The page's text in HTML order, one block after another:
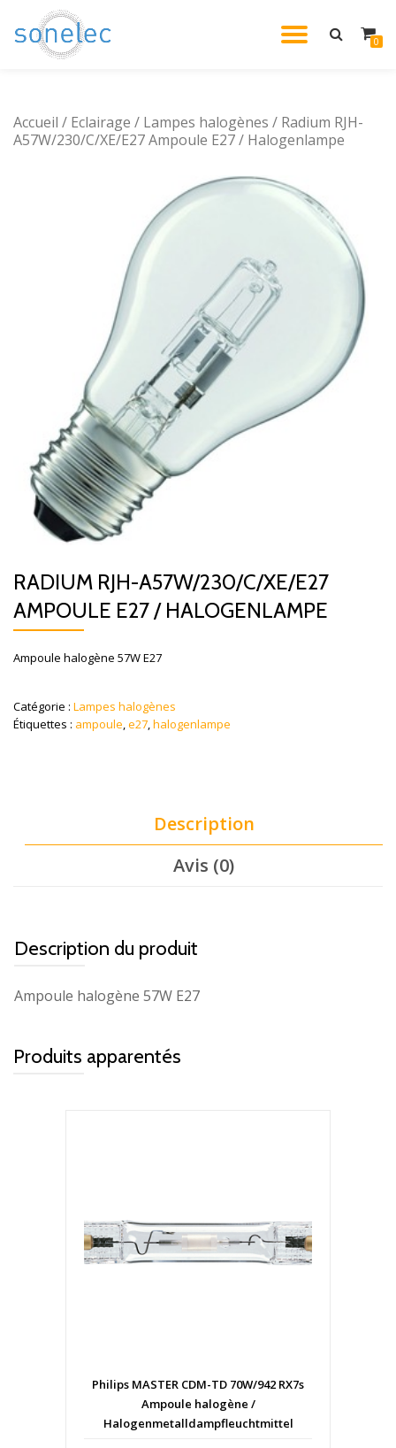
Aller
0
Accueil / Eclairage / Lampes halogènes / Radium RJH-
A57W/230/C/XE/E27 Ampoule E27 / Halogenlampe
RADIUM RJH-A57W/230/C/XE/E27
AMPOULE E27 / HALOGENLAMPE
Ampoule halogène 57W E27
Catégorie : Lampes halogènes
Étiquettes : ampoule,e27,halogenlampe
Description
Avis (0)
Description du produit
Ampoule halogène 57W E27
Produits apparentés
Philips MASTER CDM-TD 70W/942 RX7s
Ampoule halogène /
Halogenmetalldampfleuchtmittel